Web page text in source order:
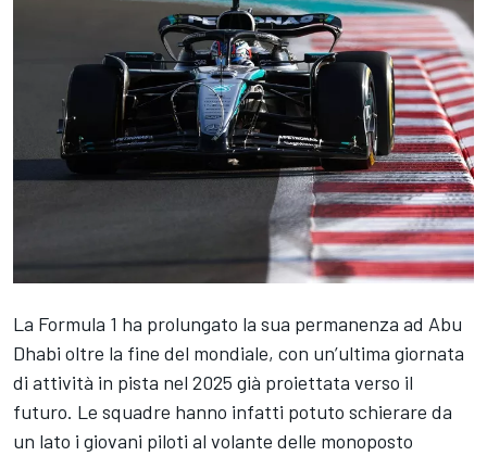
La Formula 1 ha prolungato la sua permanenza ad Abu
Dhabi oltre la fine del mondiale, con un’ultima giornata
di attività in pista nel 2025 già proiettata verso il
futuro. Le squadre hanno infatti potuto schierare da
un lato i giovani piloti al volante delle monoposto